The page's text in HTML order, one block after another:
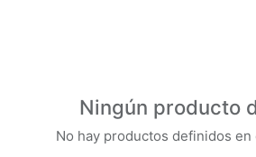
Ningún producto
No hay productos definidos en